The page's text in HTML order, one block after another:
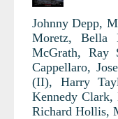
Johnny Depp,
Moretz, Bella
McGrath, Ray
Cappellaro,
(II), Harry
Kennedy Clark,
Richard Hollis,